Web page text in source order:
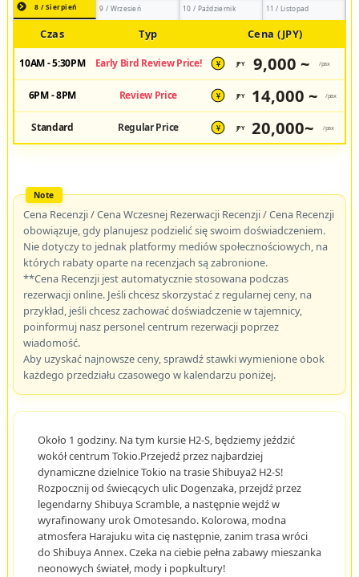
8 / Sierpień 9 / Wrzesień 10 / Październik 11 / Listopad
Czas Typ Cena (JPY)
10AM - 5:30PM Early Bird Review Price! ¥ JPY 9,000 ~ /pax
6PM - 8PM Review Price ¥ JPY 14,000 ~ /pax
Standard Regular Price ¥ JPY 20,000~ /pax
Cena Recenzji / Cena Wczesnej Rezerwacji Recenzji / Cena Recenzji
obowiązuje, gdy planujesz podzielić się swoim doświadczeniem.
Nie dotyczy to jednak platformy mediów społecznościowych, na
których rabaty oparte na recenzjach są zabronione.
**Cena Recenzji jest automatycznie stosowana podczas
rezerwacji online. Jeśli chcesz skorzystać z regularnej ceny, na
przykład, jeśli chcesz zachować doświadczenie w tajemnicy,
poinformuj nasz personel centrum rezerwacji poprzez
wiadomość.
Aby uzyskać najnowsze ceny, sprawdź stawki wymienione obok
każdego przedziału czasowego w kalendarzu poniżej.
Około 1 godziny. Na tym kursie H2-S, będziemy jeździć
wokół centrum Tokio.Przejedź przez najbardziej
dynamiczne dzielnice Tokio na trasie Shibuya2 H2-S!
Rozpocznij od świecących ulic Dogenzaka, przejdź przez
legendarny Shibuya Scramble, a następnie wejdź w
wyrafinowany urok Omotesando. Kolorowa, modna
atmosfera Harajuku wita cię następnie, zanim trasa wróci
do Shibuya Annex. Czeka na ciebie pełna zabawy mieszanka
neonowych świateł, mody i popkultury!